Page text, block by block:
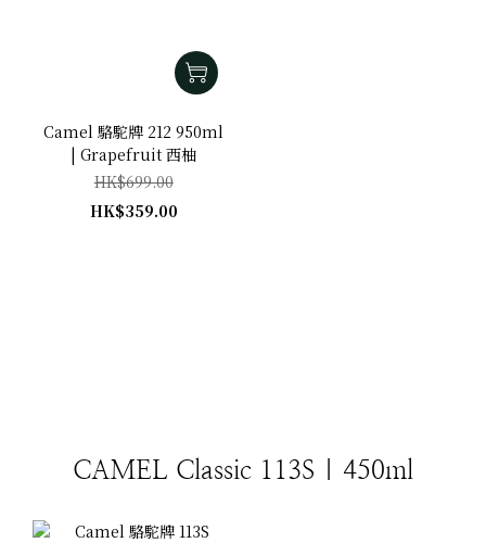
Camel 駱駝牌 212 950ml
| Grapefruit 西柚
HK$699.00
HK$359.00
CAMEL Classic 113S | 450ml